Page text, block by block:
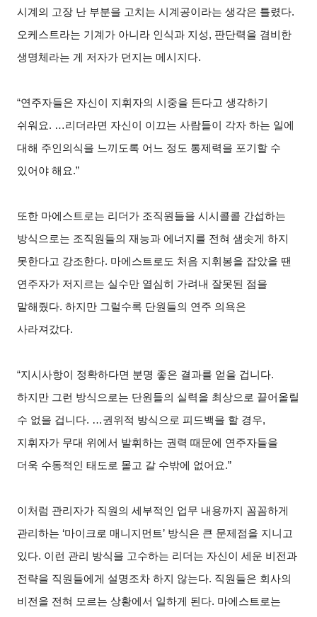
시계의 고장 난 부분을 고치는 시계공이라는 생각은 틀렸다.
오케스트라는 기계가 아니라 인식과 지성, 판단력을 겸비한
생명체라는 게 저자가 던지는 메시지다.
“연주자들은 자신이 지휘자의 시중을 든다고 생각하기
쉬워요. …리더라면 자신이 이끄는 사람들이 각자 하는 일에
대해 주인의식을 느끼도록 어느 정도 통제력을 포기할 수
있어야 해요.”
또한 마에스트로는 리더가 조직원들을 시시콜콜 간섭하는
방식으로는 조직원들의 재능과 에너지를 전혀 샘솟게 하지
못한다고 강조한다. 마에스트로도 처음 지휘봉을 잡았을 땐
연주자가 저지르는 실수만 열심히 가려내 잘못된 점을
말해줬다. 하지만 그럴수록 단원들의 연주 의욕은
사라져갔다.
“지시사항이 정확하다면 분명 좋은 결과를 얻을 겁니다.
하지만 그런 방식으로는 단원들의 실력을 최상으로 끌어올릴
수 없을 겁니다. …권위적 방식으로 피드백을 할 경우,
지휘자가 무대 위에서 발휘하는 권력 때문에 연주자들을
더욱 수동적인 태도로 몰고 갈 수밖에 없어요.”
이처럼 관리자가 직원의 세부적인 업무 내용까지 꼼꼼하게
관리하는 ‘마이크로 매니지먼트’ 방식은 큰 문제점을 지니고
있다. 이런 관리 방식을 고수하는 리더는 자신이 세운 비전과
전략을 직원들에게 설명조차 하지 않는다. 직원들은 회사의
비전을 전혀 모르는 상황에서 일하게 된다. 마에스트로는